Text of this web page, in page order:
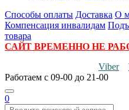
Способы оплаты Доставка О
Компенсация инвалидам
товара
САЙТ ВРЕМЕННО НЕ
Viber
Работаем с 09-00 до 21-00
0